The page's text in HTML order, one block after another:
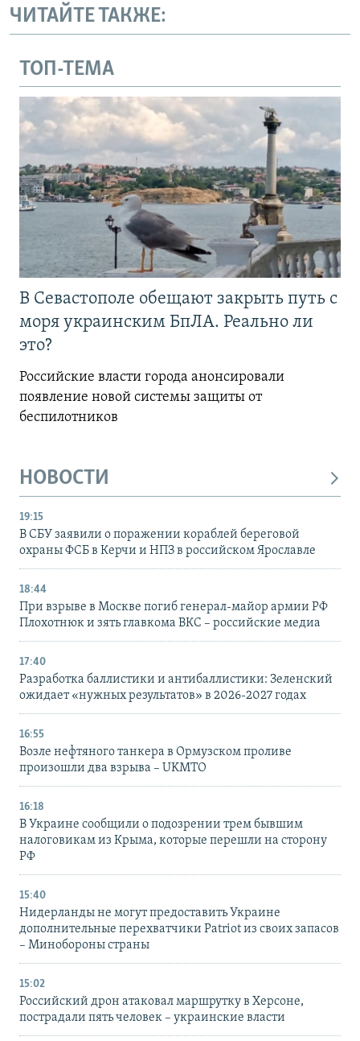
ЧИТАЙТЕ ТАКЖЕ:
ТОП-ТЕМА
В Севастополе обещают закрыть путь с
моря украинским БпЛА. Реально ли
это?
Российские власти города анонсировали
появление новой системы защиты от
беспилотников
НОВОСТИ
19:15
В СБУ заявили о поражении кораблей береговой
охраны ФСБ в Керчи и НПЗ в российском Ярославле
18:44
При взрыве в Москве погиб генерал-майор армии РФ
Плохотнюк и зять главкома ВКС – российские медиа
17:40
Разработка баллистики и антибаллистики: Зеленский
ожидает «нужных результатов» в 2026-2027 годах
16:55
Возле нефтяного танкера в Ормузском проливе
произошли два взрыва – UKMTO
16:18
В Украине сообщили о подозрении трем бывшим
налоговикам из Крыма, которые перешли на сторону
РФ
15:40
Нидерланды не могут предоставить Украине
дополнительные перехватчики Patriot из своих запасов
– Минобороны страны
15:02
Российский дрон атаковал маршрутку в Херсоне,
пострадали пять человек – украинские власти